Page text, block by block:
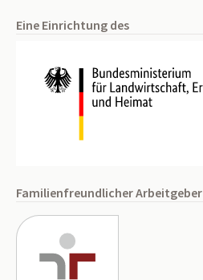
Eine Einrichtung des
Familienfreundlicher Arbeitgeber